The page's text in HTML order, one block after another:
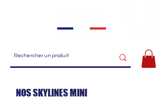
NOS SKYLINES MINI